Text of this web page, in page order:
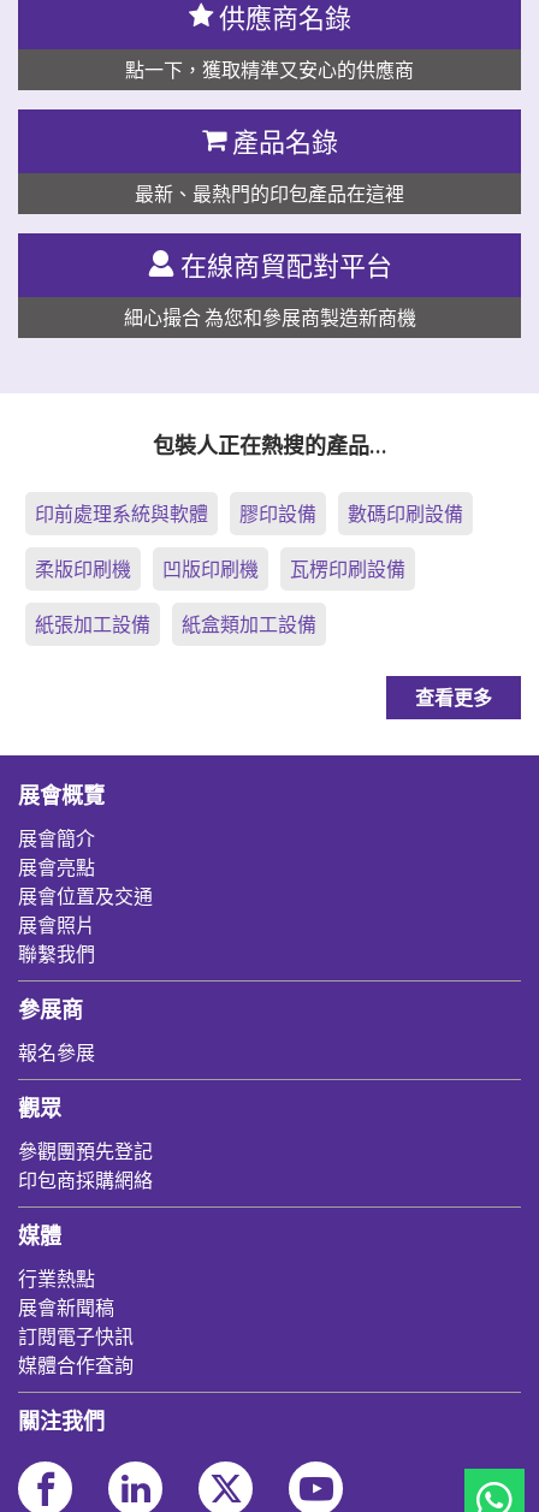
供應商名錄
點一下，獲取精準又安心的供應商
產品名錄
最新、最熱門的印包產品在這裡
在線商貿配對平台
細心撮合 為您和參展商製造新商機
包裝人正在熱搜的產品…
印前處理系統與軟體 膠印設備 數碼印刷設備
柔版印刷機 凹版印刷機 瓦楞印刷設備
紙張加工設備 紙盒類加工設備
查看更多
展會概覽
展會簡介
展會亮點
展會位置及交通
展會照片
聯繫我們
參展商
報名參展
觀眾
參觀團預先登記
印包商採購網絡
媒體
行業熱點
展會新聞稿
訂閱電子快訊
媒體合作査詢
關注我們